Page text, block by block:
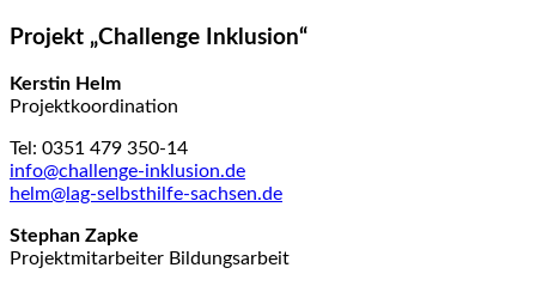
Projekt „Challenge Inklusion“
Kerstin Helm
Projektkoordination
Tel: 0351 479 350-14
info@challenge-inklusion.de
helm@lag-selbsthilfe-sachsen.de
Stephan Zapke
Projektmitarbeiter Bildungsarbeit